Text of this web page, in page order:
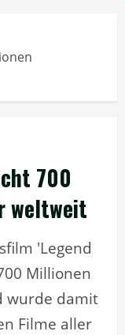
700
weltweit
'Legend
Millionen
wurde damit
Filme aller